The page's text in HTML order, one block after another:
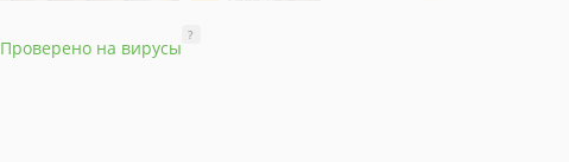
Проверено на вирусы
?